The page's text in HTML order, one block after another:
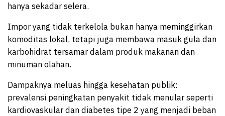
hanya sekadar selera.
Impor yang tidak terkelola bukan hanya meminggirkan
komoditas lokal, tetapi juga membawa masuk gula dan
karbohidrat tersamar dalam produk makanan dan
minuman olahan.
Dampaknya meluas hingga kesehatan publik:
prevalensi peningkatan penyakit tidak menular seperti
kardiovaskular dan diabetes tipe 2 yang menjadi beban